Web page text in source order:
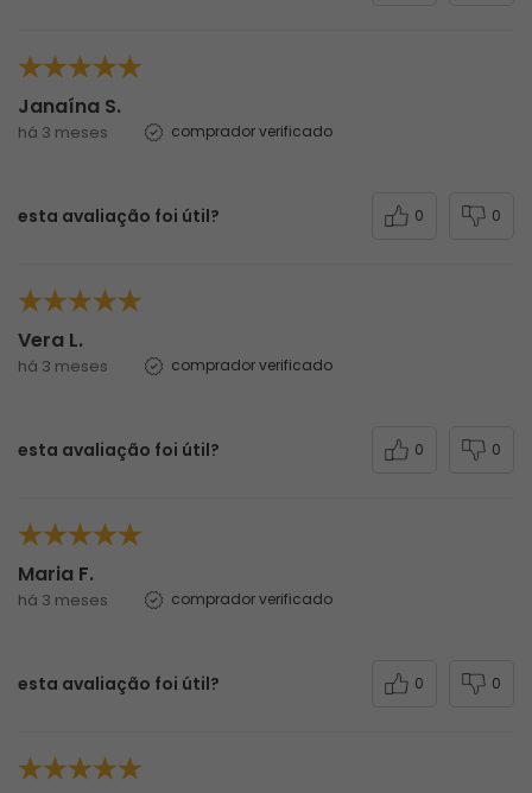
Janaína S.
há 3 meses comprador verificado
esta avaliação foi útil? 0 0
Vera L.
há 3 meses comprador verificado
esta avaliação foi útil? 0 0
Maria F.
há 3 meses comprador verificado
esta avaliação foi útil? 0 0